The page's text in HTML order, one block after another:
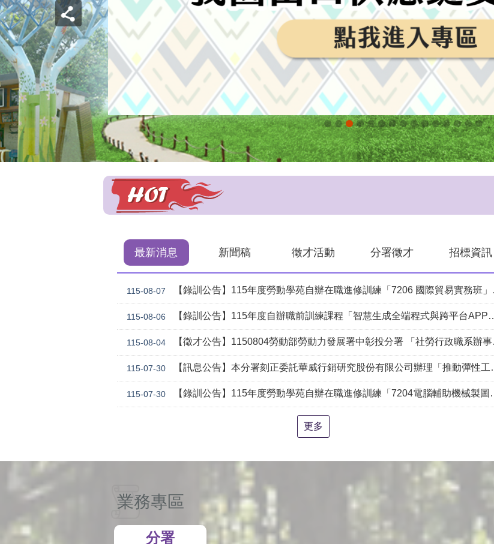
最新消息 新聞稿 徵才活動 分署徵才 招標資訊
115-08-07 【錄訓公告】115年度勞動學苑自辦在職進修訓練「7206 國際貿易實務班」甄試錄取名單公告(詳如附件)
115-08-06 【錄訓公告】115年度自辦職前訓練課程「智慧生成全端程式與跨平台APP整合實務班第2期(臺中)」甄試錄取名單公告。
115-08-04 【徵才公告】1150804勞動部勞動力發展署中彰投分署 「社勞行政職系辦事員」職缺1名公開徵才
115-07-30 【訊息公告】本分署刻正委託華威行銷研究股份有限公司辦理「推動彈性工作對促進中高齡就業及職場適應之探討」問卷調查
115-07-30 【錄訓公告】115年度勞動學苑自辦在職進修訓練「7204電腦輔助機械製圖進階班(SolidWorks)」、「7205 手機拍片短影音行銷班」甄試錄取名單公告(詳如附件)
更多
業務專區
分署